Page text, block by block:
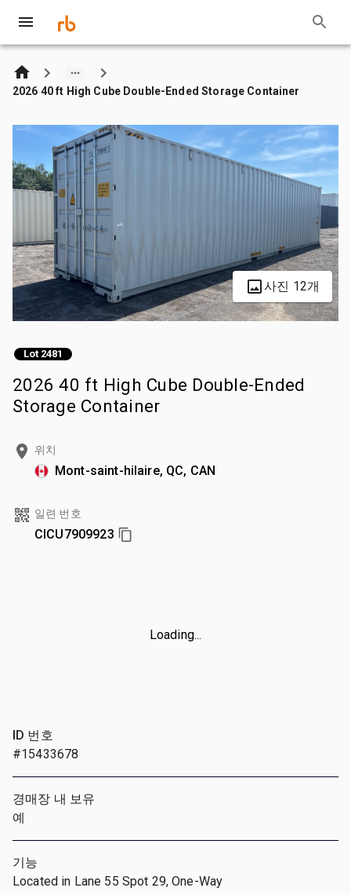
2026 40 ft High Cube Double-Ended Storage Container
사진 12개
Lot 2481
2026 40 ft High Cube Double-Ended
Storage Container
위치
Mont-saint-hilaire, QC, CAN
일련 번호
CICU7909923
Loading...
ID 번호
#15433678
경매장 내 보유
예
기능
Located in Lane 55 Spot 29, One-Way